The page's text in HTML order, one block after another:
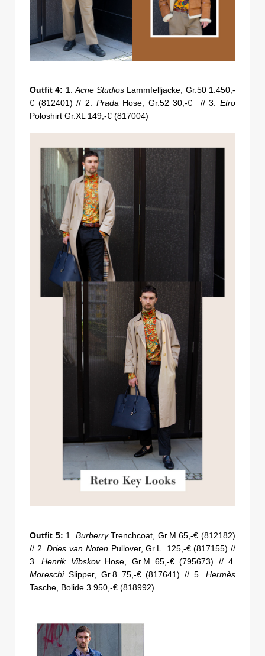
Outfit 4: 1. Acne Studios Lammfelljacke, Gr.50 1.450,-
€ (812401) // 2. Prada Hose, Gr.52 30,-€ // 3.Etro
Poloshirt Gr.XL 149,-€ (817004)
Outfit 5: 1. BurberryTrenchcoat, Gr.M 65,-€ (812182)
// 2.Dries van NotenPullover, Gr.L 125,-€ (817155) //
3.Henrik VibskovHose, Gr.M 65,-€ (795673) // 4.
MoreschiSlipper, Gr.8 75,-€ (817641) // 5. Hermès
Tasche, Bolide 3.950,-€ (818992)